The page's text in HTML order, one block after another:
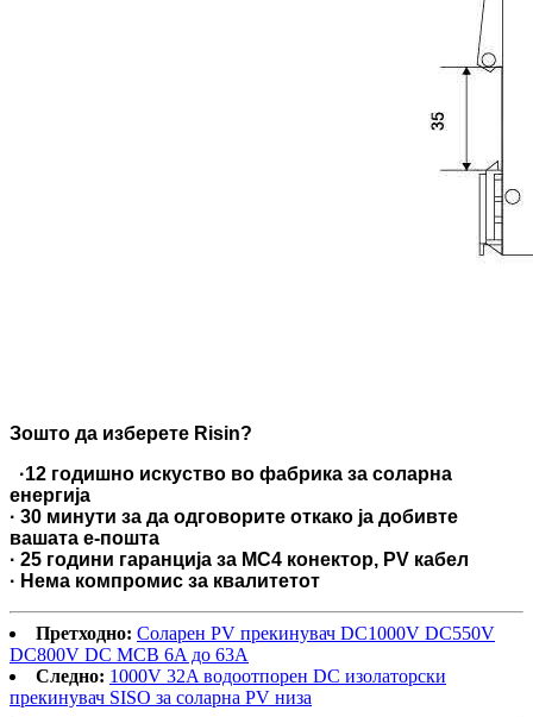
Зошто да изберете Risin?
·12 годишно искуство во фабрика за соларна
енергија
· 30 минути за да одговорите откако ја добивте
вашата е-пошта
· 25 години гаранција за MC4 конектор, PV кабел
· Нема компромис за квалитетот
Претходно: Соларен PV прекинувач DC1000V DC550V
DC800V DC MCB 6A до 63A
Следно: 1000V 32A водоотпорен DC изолаторски
прекинувач SISO за соларна PV низа